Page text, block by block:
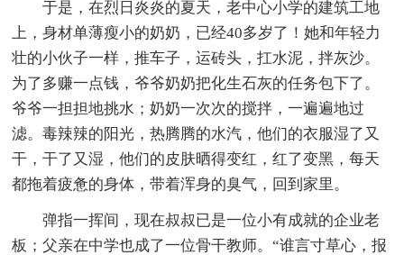
于是，在烈日炎炎的夏天，老中心小学的建筑工地
上，身材单薄瘦小的奶奶，已经40多岁了！她和年轻力
壮的小伙子一样，推车子，运砖头，扛水泥，拌灰沙。
为了多赚一点钱，爷爷奶奶把化生石灰的任务包下了。
爷爷一担担地挑水；奶奶一次次的搅拌，一遍遍地过
滤。毒辣辣的阳光，热腾腾的水汽，他们的衣服湿了又
干，干了又湿，他们的皮肤晒得变红，红了变黑，每天
都拖着疲惫的身体，带着浑身的臭气，回到家里。
弹指一挥间，现在叔叔已是一位小有成就的企业老
板；父亲在中学也成了一位骨干教师。“谁言寸草心，报